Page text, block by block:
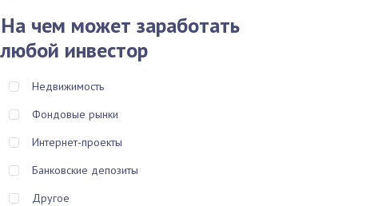
На чем может заработать
любой инвестор
Недвижимость
Фондовые рынки
Интернет-проекты
Банковские депозиты
Другое